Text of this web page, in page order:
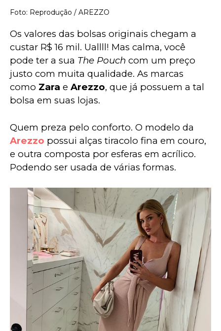
Foto: Reprodução / AREZZO
Os valores das bolsas originais chegam a
custar R$ 16 mil. Uallll! Mas calma, você
pode ter a sua The Pouch com um preço
justo com muita qualidade. As marcas
como Zara e Arezzo, que já possuem a tal
bolsa em suas lojas.
Quem preza pelo conforto. O modelo da
Arezzo possui alças tiracolo fina em couro,
e outra composta por esferas em acrílico.
Podendo ser usada de várias formas.